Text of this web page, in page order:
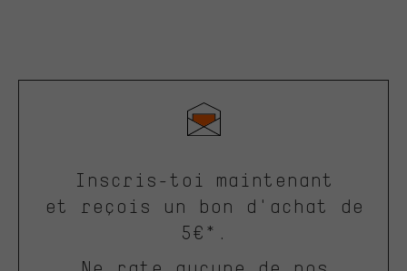
Inscris-toi maintenant
et reçois un bon d'achat de
5€*.